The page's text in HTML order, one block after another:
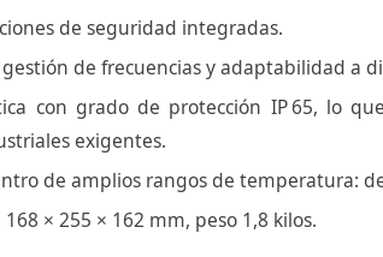
de seguridad integradas.
de frecuencias y adaptabilidad a
con grado de protección IP 65, lo
exigentes.
de amplios rangos de temperatura: de
× 255 × 162 mm, peso 1,8 kilos.